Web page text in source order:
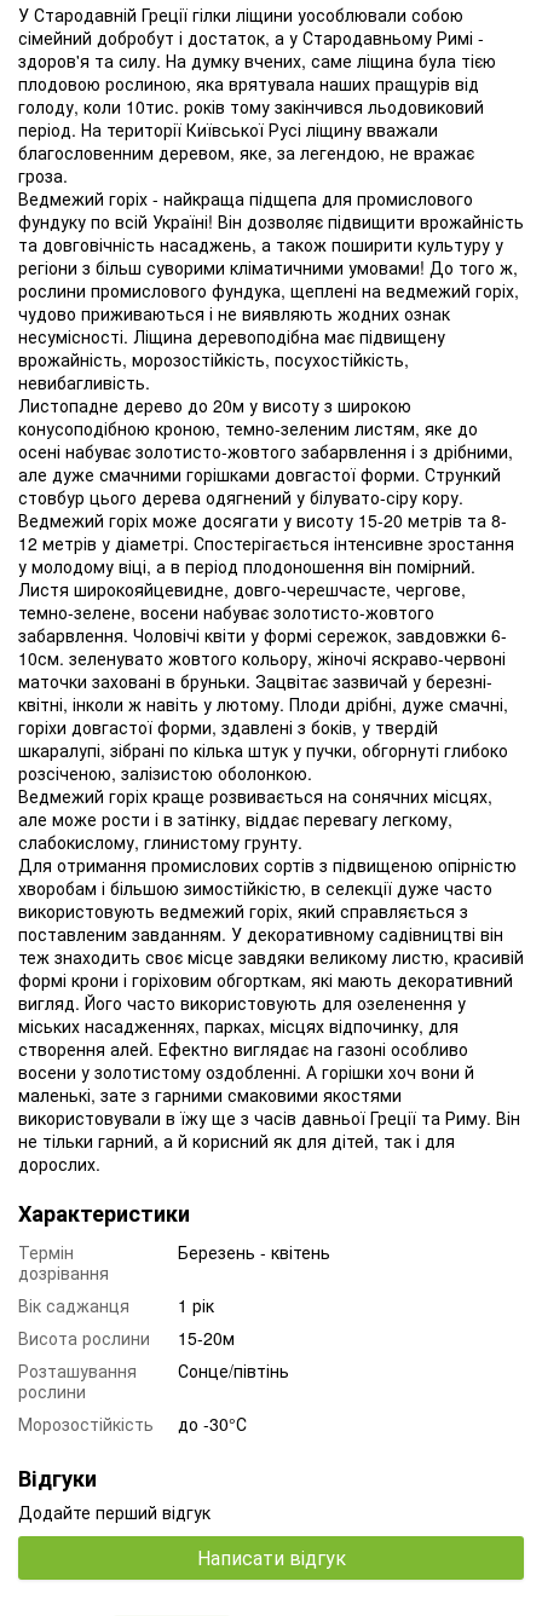
У Стародавній Греції гілки ліщини уособлювали собою
сімейний добробут і достаток, а у Стародавньому Римі -
здоров'я та силу. На думку вчених, саме ліщина була тією
плодовою рослиною, яка врятувала наших пращурів від
голоду, коли 10тис. років тому закінчився льодовиковий
період. На території Київської Русі ліщину вважали
благословенним деревом, яке, за легендою, не вражає
гроза.
Ведмежий горіх - найкраща підщепа для промислового
фундуку по всій Україні! Він дозволяє підвищити врожайність
та довговічність насаджень, а також поширити культуру у
регіони з більш суворими кліматичними умовами! До того ж,
рослини промислового фундука, щеплені на ведмежий горіх,
чудово приживаються і не виявляють жодних ознак
несумісності. Ліщина деревоподібна має підвищену
врожайність, морозостійкість, посухостійкість,
невибагливість.
Листопадне дерево до 20м у висоту з широкою
конусоподібною кроною, темно-зеленим листям, яке до
осені набуває золотисто-жовтого забарвлення і з дрібними,
але дуже смачними горішками довгастої форми. Стрункий
стовбур цього дерева одягнений у білувато-сіру кору.
Ведмежий горіх може досягати у висоту 15-20 метрів та 8-
12 метрів у діаметрі. Спостерігається інтенсивне зростання
у молодому віці, а в період плодоношення він помірний.
Листя широкояйцевидне, довго-черешчасте, чергове,
темно-зелене, восени набуває золотисто-жовтого
забарвлення. Чоловічі квіти у формі сережок, завдовжки 6-
10см. зеленувато жовтого кольору, жіночі яскраво-червоні
маточки заховані в бруньки. Зацвітає зазвичай у березні-
квітні, інколи ж навіть у лютому. Плоди дрібні, дуже смачні,
горіхи довгастої форми, здавлені з боків, у твердій
шкаралупі, зібрані по кілька штук у пучки, обгорнуті глибоко
розсіченою, залізистою оболонкою.
Ведмежий горіх краще розвивається на сонячних місцях,
але може рости і в затінку, віддає перевагу легкому,
слабокислому, глинистому грунту.
Для отримання промислових сортів з підвищеною опірністю
хворобам і більшою зимостійкістю, в селекції дуже часто
використовують ведмежий горіх, який справляється з
поставленим завданням. У декоративному садівництві він
теж знаходить своє місце завдяки великому листю, красивій
формі крони і горіховим обгорткам, які мають декоративний
вигляд. Його часто використовують для озеленення у
міських насадженнях, парках, місцях відпочинку, для
створення алей. Ефектно виглядає на газоні особливо
восени у золотистому оздобленні. А горішки хоч вони й
маленькі, зате з гарними смаковими якостями
використовували в їжу ще з часів давньої Греції та Риму. Він
не тільки гарний, а й корисний як для дітей, так і для
дорослих.
Характеристики
Термін
дозрівання
Березень - квітень
Вік саджанця
1 рік
Висота рослини
15-20м
Розташування
рослини
Сонце/півтінь
Морозостійкість до -30°С
Відгуки
Додайте перший відгук
Написати відгук